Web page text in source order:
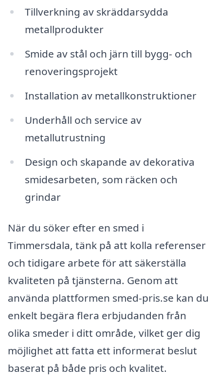
Tillverkning av skräddarsydda
metallprodukter
Smide av stål och järn till bygg- och
renoveringsprojekt
Installation av metallkonstruktioner
Underhåll och service av
metallutrustning
Design och skapande av dekorativa
smidesarbeten, som räcken och
grindar
När du söker efter en smed i
Timmersdala, tänk på att kolla referenser
och tidigare arbete för att säkerställa
kvaliteten på tjänsterna. Genom att
använda plattformen smed-pris.se kan du
enkelt begära flera erbjudanden från
olika smeder i ditt område, vilket ger dig
möjlighet att fatta ett informerat beslut
baserat på både pris och kvalitet.